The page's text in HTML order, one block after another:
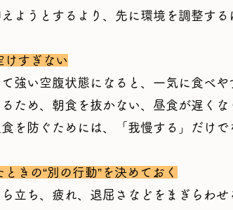
ようとするより、先に環境を調整する
すぎない
強い空腹状態になると、一気に食べ
ため、朝食を抜かない、昼食が遅く
を防ぐためには、「我慢する」だけ
きの“別の行動”を決めておく
立ち、疲れ、退屈さなどをまぎらわ